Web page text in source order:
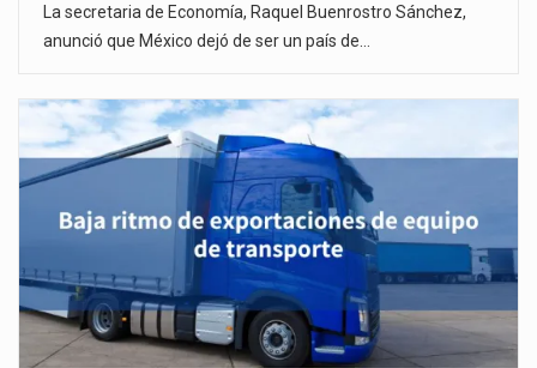
La secretaria de Economía, Raquel Buenrostro Sánchez,
anunció que México dejó de ser un país de…